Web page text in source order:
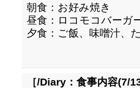
朝食：お好み焼き
昼食：ロコモコバーガ
夕食：ご飯、味噌汁、
［/Diary： 食事内容(7/